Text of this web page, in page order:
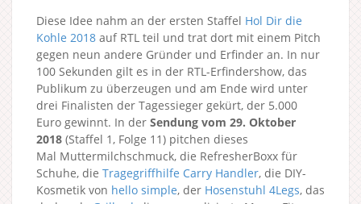
Diese Idee nahm an der ersten Staffel Hol Dir die
Kohle 2018 auf RTL teil und trat dort mit einem Pitch
gegen neun andere Gründer und Erfinder an. In nur
100 Sekunden gilt es in der RTL-Erfindershow, das
Publikum zu überzeugen und am Ende wird unter
drei Finalisten der Tagessieger gekürt, der 5.000
Euro gewinnt. In der Sendung vom 29. Oktober
2018 (Staffel 1, Folge 11) pitchen dieses
Mal Muttermilchschmuck, die RefresherBoxx für
Schuhe, die Tragegriffhilfe Carry Handler, die DIY-
Kosmetik von hello simple, der Hosenstuhl 4Legs, das